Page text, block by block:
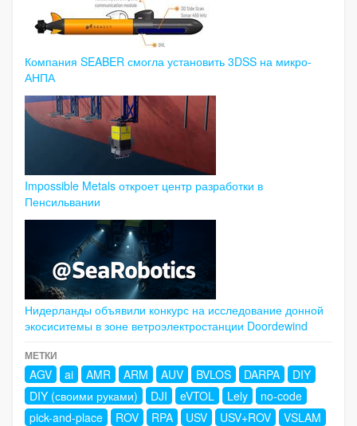
Компания SEABER смогла установить 3DSS на микро-
АНПА
Impossible Metals откроет центр разработки в
Пенсильвании
Нидерланды объявили конкурс на исследование донной
экосиситемы в зоне ветроэлектростанции Doordewind
МЕТКИ
AGV ai AMR ARM AUV BVLOS DARPA
DIY
DIY (своими руками)
DJI eVTOL Lely
no-code
pick-and-place
ROV RPA USV USV+ROV
VSLAM